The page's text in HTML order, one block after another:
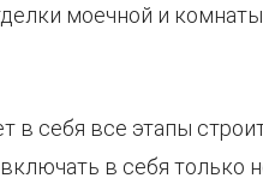
моечной и
в себя все этапы
в себя